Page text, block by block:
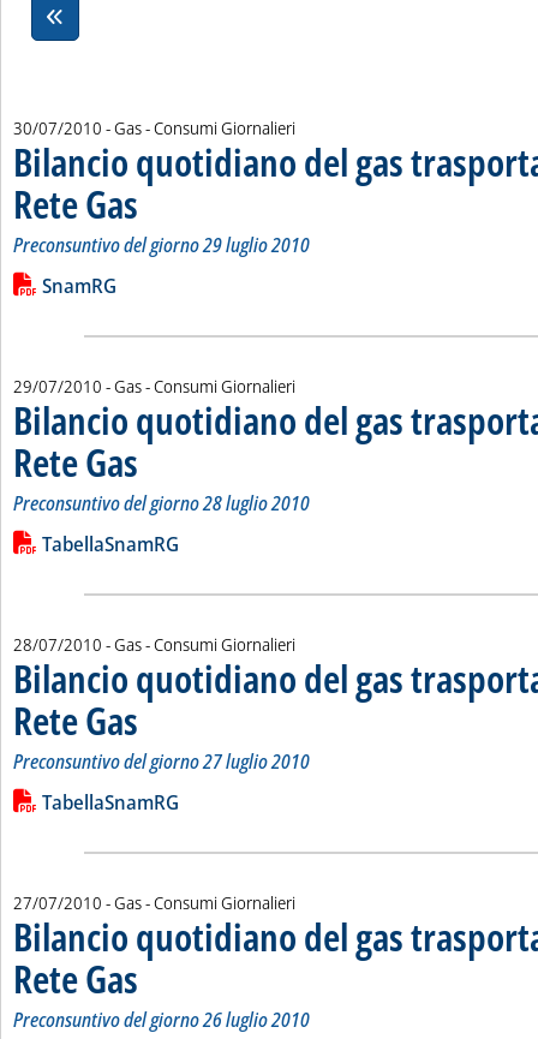
30/07/2010 - Gas - Consumi Giornalieri
Bilancio quotidiano del gas
Rete Gas . Sottotitolo: Preconsuntivo del giorno 29 luglio 2010
. Pubblicata venerdì 30 luglio 2010 alle 15.54.
Preconsuntivo del giorno 29 luglio 2010
Leggi tutta la notizia: 'Bilancio quotidiano del gas
Lista allegati PDF alla notizia
SnamRG
29/07/2010 - Gas - Consumi Giornalieri
Bilancio quotidiano del gas
Rete Gas . Sottotitolo: Preconsuntivo del giorno 28 luglio 2010
. Pubblicata giovedì 29 luglio 2010 alle 14.50.
Preconsuntivo del giorno 28 luglio 2010
Leggi tutta la notizia: 'Bilancio quotidiano del gas
Lista allegati PDF alla notizia
TabellaSnamRG
28/07/2010 - Gas - Consumi Giornalieri
Bilancio quotidiano del gas
Rete Gas . Sottotitolo: Preconsuntivo del giorno 27 luglio 2010
. Pubblicata mercoledì 28 luglio 2010 alle 15.4.
Preconsuntivo del giorno 27 luglio 2010
Leggi tutta la notizia: 'Bilancio quotidiano del gas
Lista allegati PDF alla notizia
TabellaSnamRG
27/07/2010 - Gas - Consumi Giornalieri
Bilancio quotidiano del gas
Rete Gas . Sottotitolo: Preconsuntivo del giorno 26 luglio 2010
. Pubblicata martedì 27 luglio 2010 alle 15.33.
Preconsuntivo del giorno 26 luglio 2010